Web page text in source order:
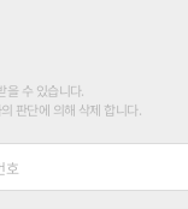
을 수 있습니다.
판단에 의해 삭제 합니다.